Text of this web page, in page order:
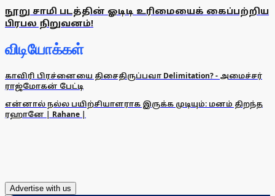
நூறு சாமி படத்தின் ஓடிடி உரிமையைக் கைப்பற்றிய
பிரபல நிறுவனம்!
விடியோக்கள்
காவிரி பிரச்னையை திசைதிருப்பவா Delimitation? - அமைச்சர்
ராஜ்மோகன் பேட்டி
என்னால் நல்ல பயிற்சியாளராக இருக்க முடியும்: மனம் திறந்த
ரஹானே | Rahane |
Advertise with us